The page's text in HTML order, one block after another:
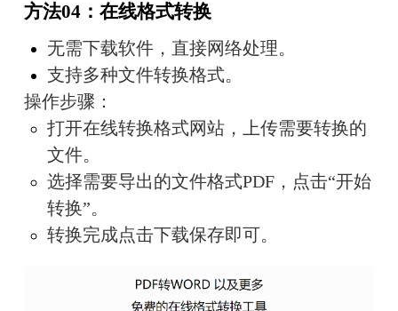
方法04：在线格式转换
无需下载软件，直接网络处理。
支持多种文件转换格式。
操作步骤：
打开在线转换格式网站，上传需要转换的
文件。
选择需要导出的文件格式PDF，点击“开始
转换”。
转换完成点击下载保存即可。